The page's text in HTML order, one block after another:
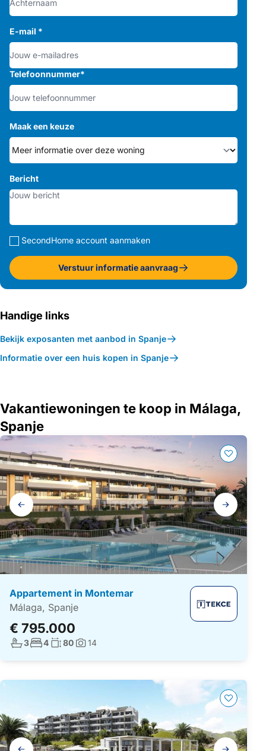
E-mail *
Telefoonnummer*
Maak een keuze
Bericht
SecondHome account aanmaken
Verstuur informatie aanvraag
Handige links
Bekijk exposanten met aanbod in Spanje
Informatie over een huis kopen in Spanje
Vakantiewoningen te koop in Málaga,
Spanje
Galerij
navigatie
Appartement in Montemar
Málaga, Spanje
€ 795.000
Aantal badkamers:
3Aantal slaapkamers:
4Woonoppervlakte:
80Foto's:
14
Galerij